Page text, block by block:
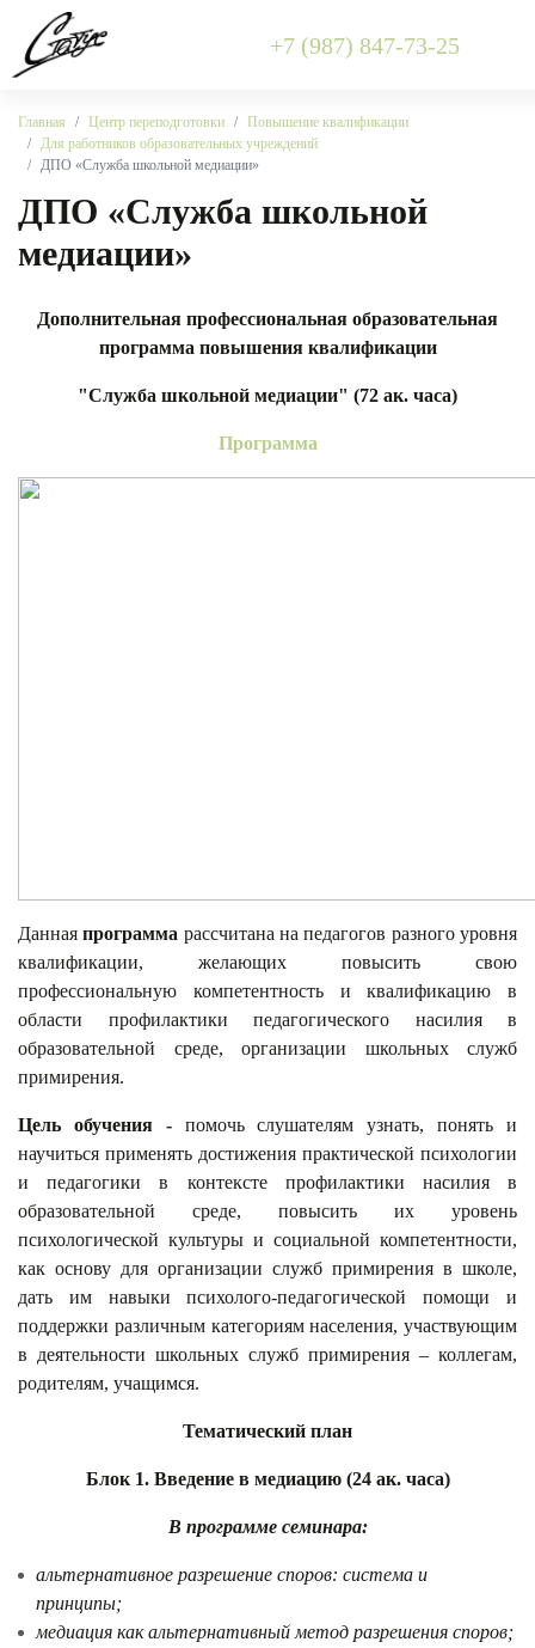
+7 (987) 847-73-25
Главная Центр переподготовки
Повышение квалификации
Для работников образовательных учреждений
ДПО «Служба школьной медиации»
ДПО «Служба школьной
медиации»
Дополнительная профессиональная образовательная
программа повышения квалификации
"Служба школьной медиации" (72 ак. часа)
Программа
Даннаяпрограмма рассчитана на педагогов разного уровня
квалификации, желающих повысить свою
профессиональную компетентность и квалификацию в
области профилактики педагогического насилия в
образовательной среде, организации школьных служб
примирения.
Цель обучения - помочь слушателям узнать, понять и
научиться применять достижения практической психологии
и педагогики в контексте профилактики насилия в
образовательной среде, повысить их уровень
психологической культуры и социальной компетентности,
как основу для организации служб примирения в школе,
дать им навыки психолого-педагогической помощи и
поддержки различным категориям населения, участвующим
в деятельности школьных служб примирения – коллегам,
родителям, учащимся.
Тематический план
Блок 1. Введение в медиацию (24 ак. часа)
В программе семинара:
альтернативное разрешение споров: система и
принципы;
медиация как альтернативный метод разрешения споров;